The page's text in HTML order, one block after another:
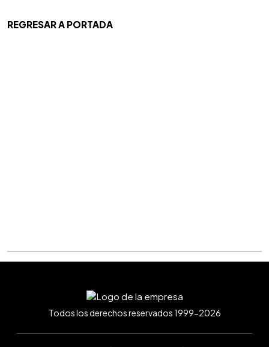
REGRESAR A PORTADA
Todos los derechos reservados 1999-2026